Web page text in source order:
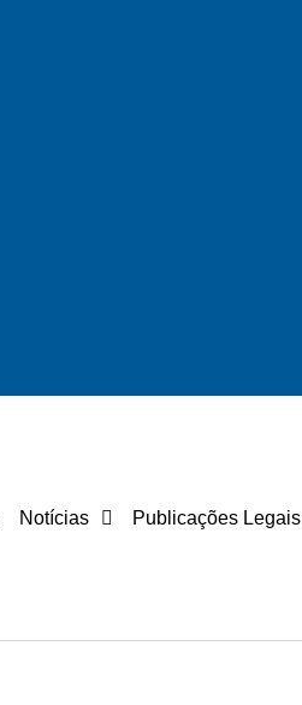
Notícias Publicações Legais